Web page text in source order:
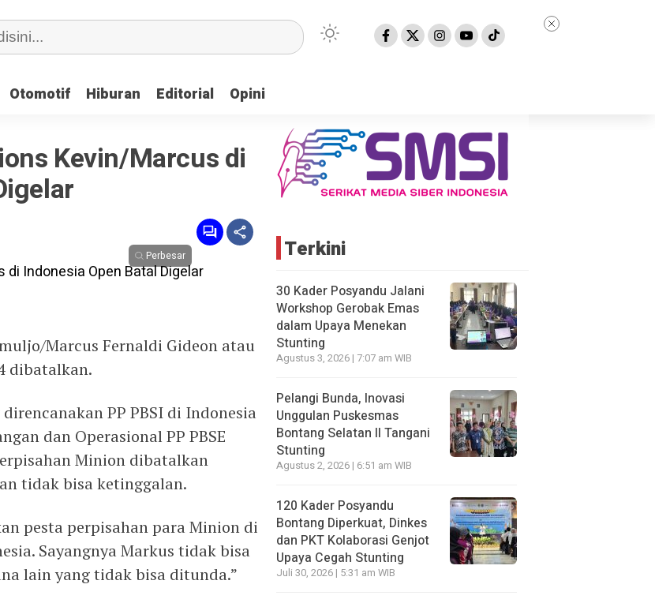
Otomotif Hiburan Editorial Opini
Otomotif Hiburan Editorial Opini
Kevin/Marcus di
Perbesar
Marcus Fernaldi Gideon atau
dibatalkan.
PP PBSI di Indonesia
dan Operasional PP PBSE
Minion dibatalkan
tidak bisa ketinggalan.
pesta perpisahan para Minion di
Sayangnya Markus tidak bisa
lain yang tidak bisa ditunda.”
Terkini
30 Kader Posyandu Jalani
Workshop Gerobak Emas
dalam Upaya Menekan
Stunting
Agustus 3, 2026 | 7:07 am WIB
Pelangi Bunda, Inovasi
Unggulan Puskesmas
Bontang Selatan II Tangani
Stunting
Agustus 2, 2026 | 6:51 am WIB
120 Kader Posyandu
Bontang Diperkuat, Dinkes
dan PKT Kolaborasi Genjot
Upaya Cegah Stunting
Juli 30, 2026 | 5:31 am WIB